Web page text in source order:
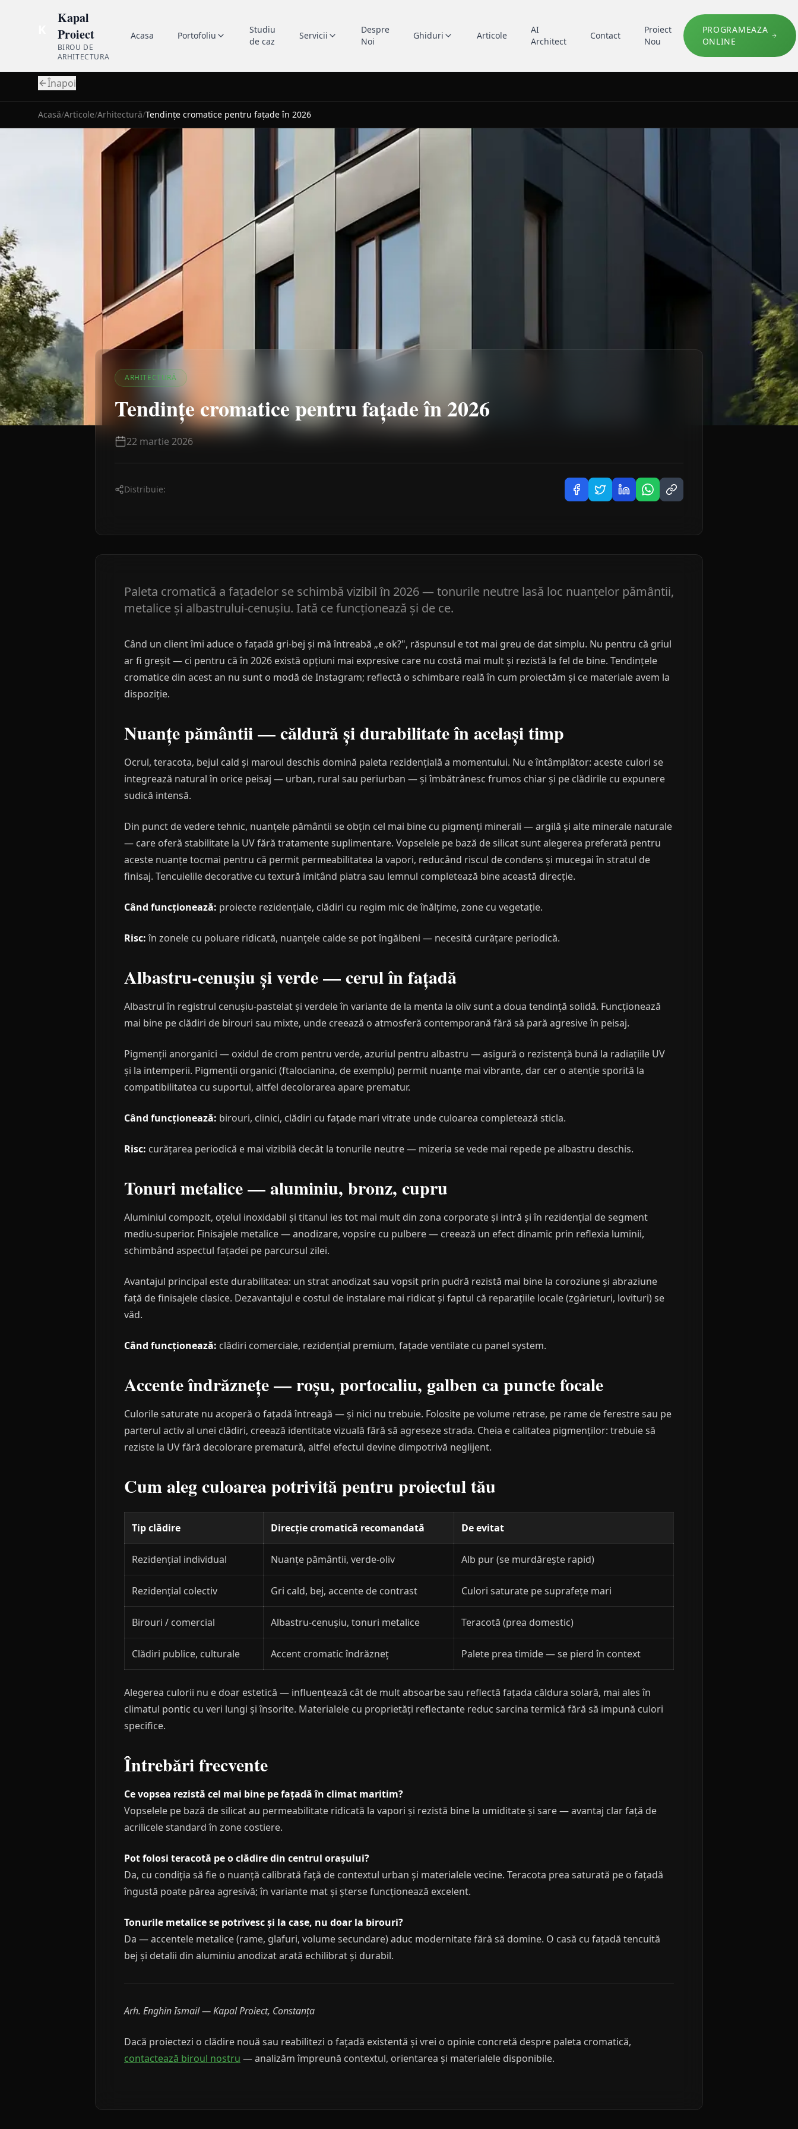
Kapal
Proiect
BIROU DE
ARHITECTURA
Acasa Portofoliu
Studiu
de caz
Servicii
Despre
Noi
Ghiduri Articole
AI
Architect
Contact
Proiect
Nou
PROGRAMEAZA
ONLINE
Înapoi
Acasă/Articole/Arhitectură/Tendințe cromatice pentru fațade în 2026
ARHITECTURĂ
Tendințe cromatice pentru fațade în 2026
22 martie 2026
Distribuie:
Paleta cromatică a fațadelor se schimbă vizibil în 2026 — tonurile neutre lasă loc nuanțelor pământii,
metalice și albastrului-cenușiu. Iată ce funcționează și de ce.
Când un client îmi aduce o fațadă gri-bej și mă întreabă „e ok?", răspunsul e tot mai greu de dat simplu. Nu pentru că griul
ar fi greșit — ci pentru că în 2026 există opțiuni mai expresive care nu costă mai mult și rezistă la fel de bine. Tendințele
cromatice din acest an nu sunt o modă de Instagram; reflectă o schimbare reală în cum proiectăm și ce materiale avem la
dispoziție.
Nuanțe pământii — căldură și durabilitate în același timp
Ocrul, teracota, bejul cald și maroul deschis domină paleta rezidențială a momentului. Nu e întâmplător: aceste culori se
integrează natural în orice peisaj — urban, rural sau periurban — și îmbătrânesc frumos chiar și pe clădirile cu expunere
sudică intensă.
Din punct de vedere tehnic, nuanțele pământii se obțin cel mai bine cu pigmenți minerali — argilă și alte minerale naturale
— care oferă stabilitate la UV fără tratamente suplimentare. Vopselele pe bază de silicat sunt alegerea preferată pentru
aceste nuanțe tocmai pentru că permit permeabilitatea la vapori, reducând riscul de condens și mucegai în stratul de
finisaj. Tencuielile decorative cu textură imitând piatra sau lemnul completează bine această direcție.
Când funcționează: proiecte rezidențiale, clădiri cu regim mic de înălțime, zone cu vegetație.
Risc:în zonele cu poluare ridicată, nuanțele calde se pot îngălbeni — necesită curățare periodică.
Albastru-cenușiu și verde — cerul în fațadă
Albastrul în registrul cenușiu-pastelat și verdele în variante de la menta la oliv sunt a doua tendință solidă. Funcționează
mai bine pe clădiri de birouri sau mixte, unde creează o atmosferă contemporană fără să pară agresive în peisaj.
Pigmenții anorganici — oxidul de crom pentru verde, azuriul pentru albastru — asigură o rezistență bună la radiațiile UV
și la intemperii. Pigmenții organici (ftalocianina, de exemplu) permit nuanțe mai vibrante, dar cer o atenție sporită la
compatibilitatea cu suportul, altfel decolorarea apare prematur.
Când funcționează: birouri, clinici, clădiri cu fațade mari vitrate unde culoarea completează sticla.
Risc: curățarea periodică e mai vizibilă decât la tonurile neutre — mizeria se vede mai repede pe albastru deschis.
Tonuri metalice — aluminiu, bronz, cupru
Aluminiul compozit, oțelul inoxidabil și titanul ies tot mai mult din zona corporate și intră și în rezidențial de segment
mediu-superior. Finisajele metalice — anodizare, vopsire cu pulbere — creează un efect dinamic prin reflexia luminii,
schimbând aspectul fațadei pe parcursul zilei.
Avantajul principal este durabilitatea: un strat anodizat sau vopsit prin pudră rezistă mai bine la coroziune și abraziune
față de finisajele clasice. Dezavantajul e costul de instalare mai ridicat și faptul că reparațiile locale (zgârieturi, lovituri) se
văd.
Când funcționează: clădiri comerciale, rezidențial premium, fațade ventilate cu panel system.
Accente îndrăznețe — roșu, portocaliu, galben ca puncte focale
Culorile saturate nu acoperă o fațadă întreagă — și nici nu trebuie. Folosite pe volume retrase, pe rame de ferestre sau pe
parterul activ al unei clădiri, creează identitate vizuală fără să agreseze strada. Cheia e calitatea pigmenților: trebuie să
reziste la UV fără decolorare prematură, altfel efectul devine dimpotrivă neglijent.
Cum aleg culoarea potrivită pentru proiectul tău
Tip clădire Direcție cromatică recomandată De evitat
Rezidențial individual Nuanțe pământii, verde-oliv Alb pur (se murdărește rapid)
Rezidențial colectiv Gri cald, bej, accente de contrast Culori saturate pe suprafețe mari
Birouri / comercial Albastru-cenușiu, tonuri metalice Teracotă (prea domestic)
Clădiri publice, culturale Accent cromatic îndrăzneț Palete prea timide — se pierd în context
Alegerea culorii nu e doar estetică — influențează cât de mult absoarbe sau reflectă fațada căldura solară, mai ales în
climatul pontic cu veri lungi și însorite. Materialele cu proprietăți reflectante reduc sarcina termică fără să impună culori
specifice.
Întrebări frecvente
Ce vopsea rezistă cel mai bine pe fațadă în climat maritim?
Vopselele pe bază de silicat au permeabilitate ridicată la vapori și rezistă bine la umiditate și sare — avantaj clar față de
acrilicele standard în zone costiere.
Pot folosi teracotă pe o clădire din centrul orașului?
Da, cu condiția să fie o nuanță calibrată față de contextul urban și materialele vecine. Teracota prea saturată pe o fațadă
îngustă poate părea agresivă; în variante mat și șterse funcționează excelent.
Tonurile metalice se potrivesc și la case, nu doar la birouri?
Da — accentele metalice (rame, glafuri, volume secundare) aduc modernitate fără să domine. O casă cu fațadă tencuită
bej și detalii din aluminiu anodizat arată echilibrat și durabil.
Arh. Enghin Ismail — Kapal Proiect, Constanța
Dacă proiectezi o clădire nouă sau reabilitezi o fațadă existentă și vrei o opinie concretă despre paleta cromatică,
contactează biroul nostru — analizăm împreună contextul, orientarea și materialele disponibile.